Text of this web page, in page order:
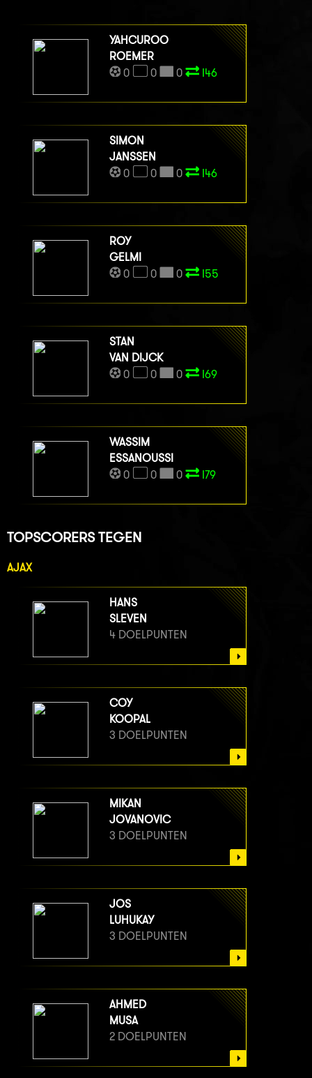
YAHCUROO
ROEMER
0
0 0 I46
SIMON
JANSSEN
0
0 0 I46
ROY
GELMI
0
0 0 I55
STAN
VAN DIJCK
0
0 0 I69
WASSIM
ESSANOUSSI
0
0 0 I79
TOPSCORERS TEGEN
AJAX
HANS
SLEVEN
4 DOELPUNTEN
COY
KOOPAL
3 DOELPUNTEN
MIKAN
JOVANOVIC
3 DOELPUNTEN
JOS
LUHUKAY
3 DOELPUNTEN
AHMED
MUSA
2 DOELPUNTEN